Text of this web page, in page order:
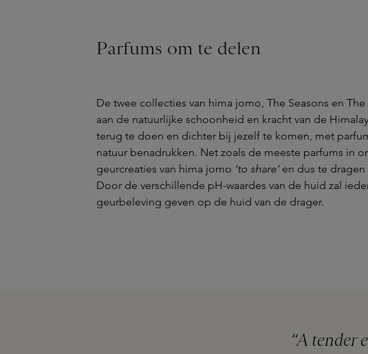
Parfums om te delen
De twee collecties van hima jomo, The Seasons en
aan de natuurlijke schoonheid en kracht van de
terug te doen en dichter bij jezelf te komen, met
natuur benadrukken. Net zoals de meeste parfums in
geurcreaties van hima jomo ‘to share’ en dus te
Door de verschillende pH-waardes van de huid zal
geurbeleving geven op de huid van de drager.
“A tender